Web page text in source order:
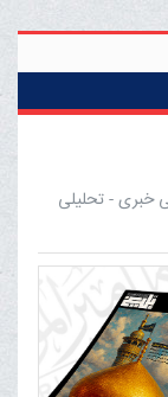
خبری - تحلیلی